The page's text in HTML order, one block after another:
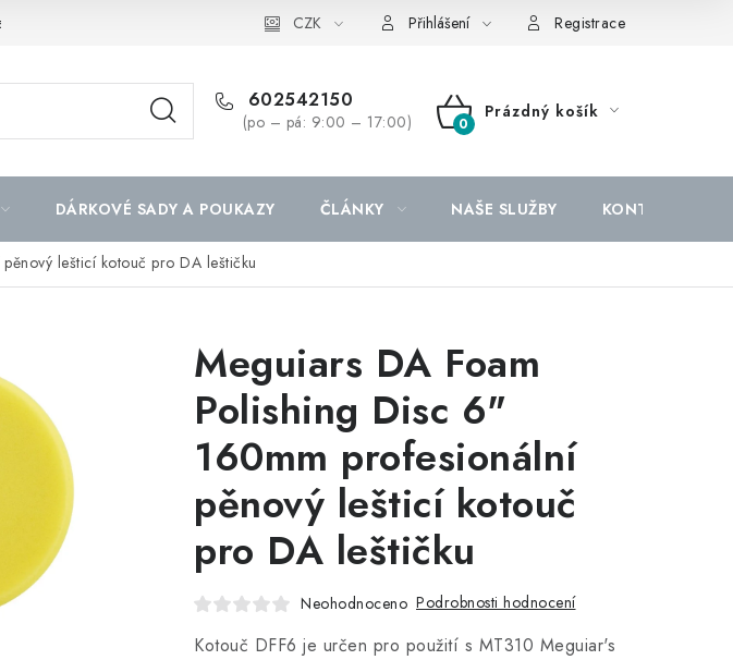
CZK Přihlášení Registrace
602542150
(po – pá: 9:00 – 17:00)
NÁKUPNÍ
Prázdný košík
DÁRKOVÉ SADY A POUKAZY ČLÁNKY NAŠE SLUŽBY KONTAKTY
lešticí kotouč pro DA leštičku
Meguiars DA Foam
Polishing Disc 6"
160mm profesionální
pěnový lešticí kotouč
pro DA leštičku
Neohodnoceno Podrobnosti hodnocení
Kotouč DFF6 je určen pro použití s MT310 Meguiar's